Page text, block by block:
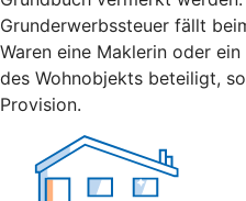
Grunderwerbssteuer fällt
Waren eine Maklerin oder
des Wohnobjekts beteiligt,
Provision.